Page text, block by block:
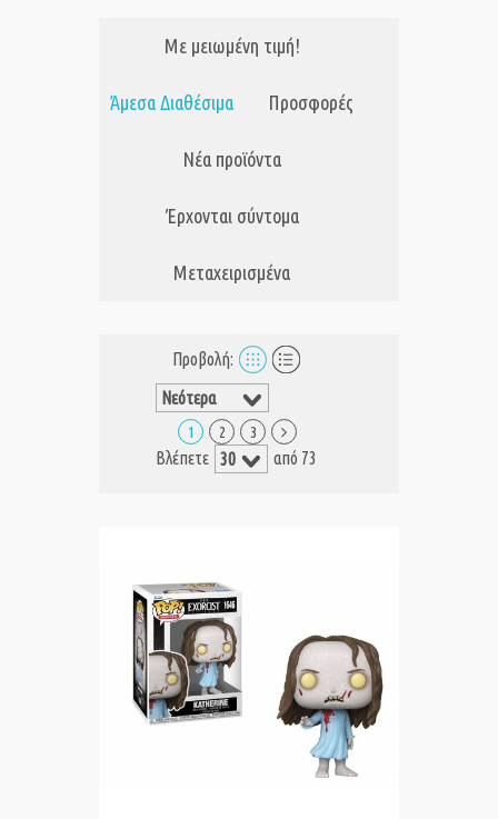
Με μειωμένη τιμή!
Άμεσα Διαθέσιμα Προσφορές
Νέα προϊόντα
Έρχονται σύντομα
Μεταχειρισμένα
Προβολή:
1 2 3
Βλέπετε από 73